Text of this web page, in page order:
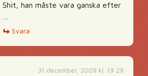
Shit, han måste vara ganska efter
Svara
31 december, 2009 kl. 19:29